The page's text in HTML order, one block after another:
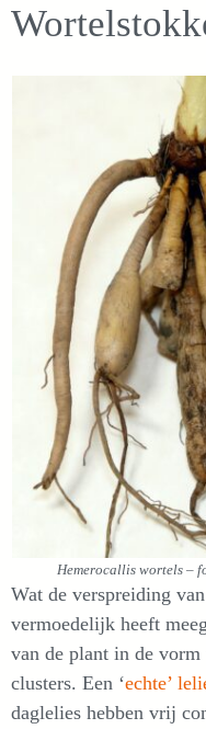
Hemerocallis wortels –
Wat de verspreiding
vermoedelijk heeft
van de plant in de
clusters. Een ‘echte’
daglelies hebben vrij